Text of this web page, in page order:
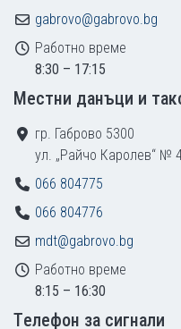
gabrovo@gabrovo.bg
Работно време
8:30 – 17:15
Местни данъци и
гр. Габрово 5300
ул. „Райчо Каролев“ №
066 804775
066 804776
mdt@gabrovo.bg
Работно време
8:15 – 16:30
Tелефон за сигнали